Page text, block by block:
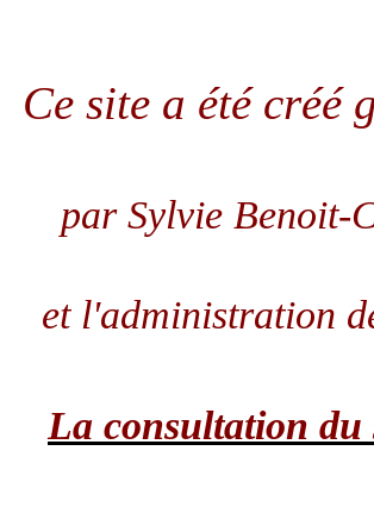
Ce site a été
par Sylvie Benoit-
et l'administration
La consultation du